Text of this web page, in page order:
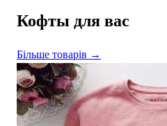
Кофты для вас
Більше товарів →